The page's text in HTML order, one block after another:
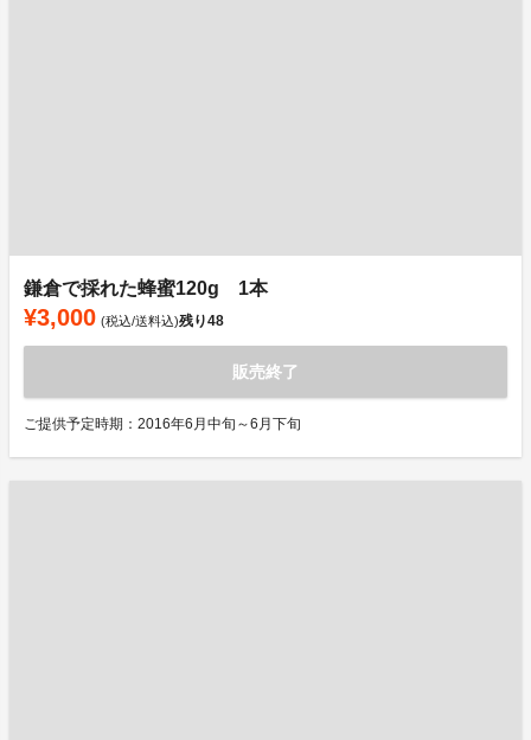
鎌倉で採れた蜂蜜120g 1本
¥3,000 (税込/送料込)残り48
販売終了
ご提供予定時期：2016年6月中旬～6月下旬